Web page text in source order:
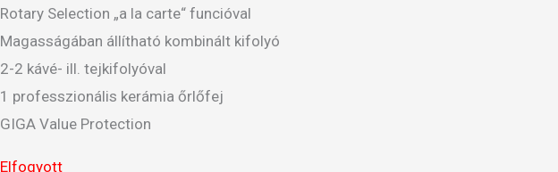
Rotary Selection „a la carte“ funcióval
Magasságában állítható kombinált kifolyó
2-2 kávé- ill. tejkifolyóval
1 professzionális kerámia őrlőfej
GIGA Value Protection
Elfogyott